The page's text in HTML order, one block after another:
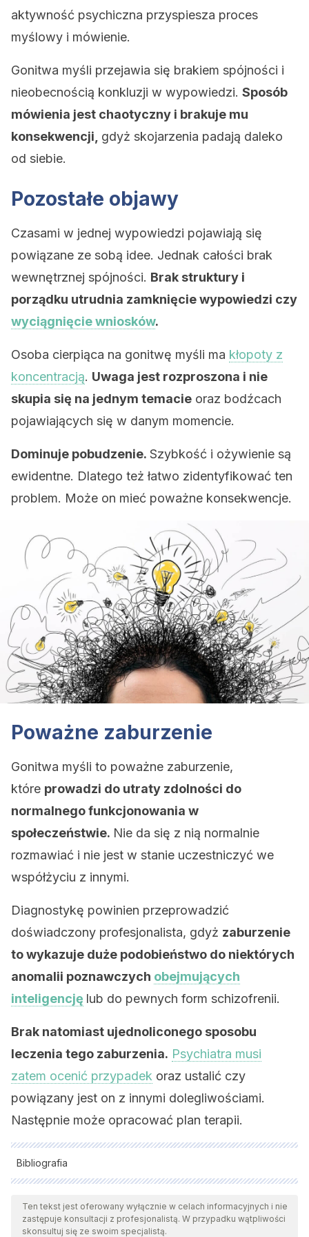
aktywność psychiczna przyspiesza proces
myślowy i mówienie.
Gonitwa myśli przejawia się brakiem spójności i
nieobecnością konkluzji w wypowiedzi. Sposób
mówienia jest chaotyczny i brakuje mu
konsekwencji, gdyż skojarzenia padają daleko
od siebie.
Pozostałe objawy
Czasami w jednej wypowiedzi pojawiają się
powiązane ze sobą idee. Jednak całości brak
wewnętrznej spójności. Brak struktury i
porządku utrudnia zamknięcie wypowiedzi czy
wyciągnięcie wniosków.
Osoba cierpiąca na gonitwę myśli ma kłopoty z
koncentracją. Uwaga jest rozproszona i nie
skupia się na jednym temacie oraz bodźcach
pojawiających się w danym momencie.
Dominuje pobudzenie. Szybkość i ożywienie są
ewidentne. Dlatego też łatwo zidentyfikować ten
problem. Może on mieć poważne konsekwencje.
Poważne zaburzenie
Gonitwa myśli to poważne zaburzenie,
które prowadzi do utraty zdolności do
normalnego funkcjonowania w
społeczeństwie. Nie da się z nią normalnie
rozmawiać i nie jest w stanie uczestniczyć we
współżyciu z innymi.
Diagnostykę powinien przeprowadzić
doświadczony profesjonalista, gdyż zaburzenie
to wykazuje duże podobieństwo do niektórych
anomalii poznawczych obejmujących
inteligencję lub do pewnych form schizofrenii.
Brak natomiast ujednoliconego sposobu
leczenia tego zaburzenia. Psychiatra musi
zatem ocenić przypadek oraz ustalić czy
powiązany jest on z innymi dolegliwościami.
Następnie może opracować plan terapii.
Bibliografia
Wszystkie cytowane źródła zostały gruntownie
przeanalizowane przez nasz zespół w celu zapewnienia ich
jakości, wiarygodności, aktualności i ważności. Bibliografia
Ten tekst jest oferowany wyłącznie w celach informacyjnych i nie
zastępuje konsultacji z profesjonalistą. W przypadku wątpliwości
skonsultuj się ze swoim specjalistą.